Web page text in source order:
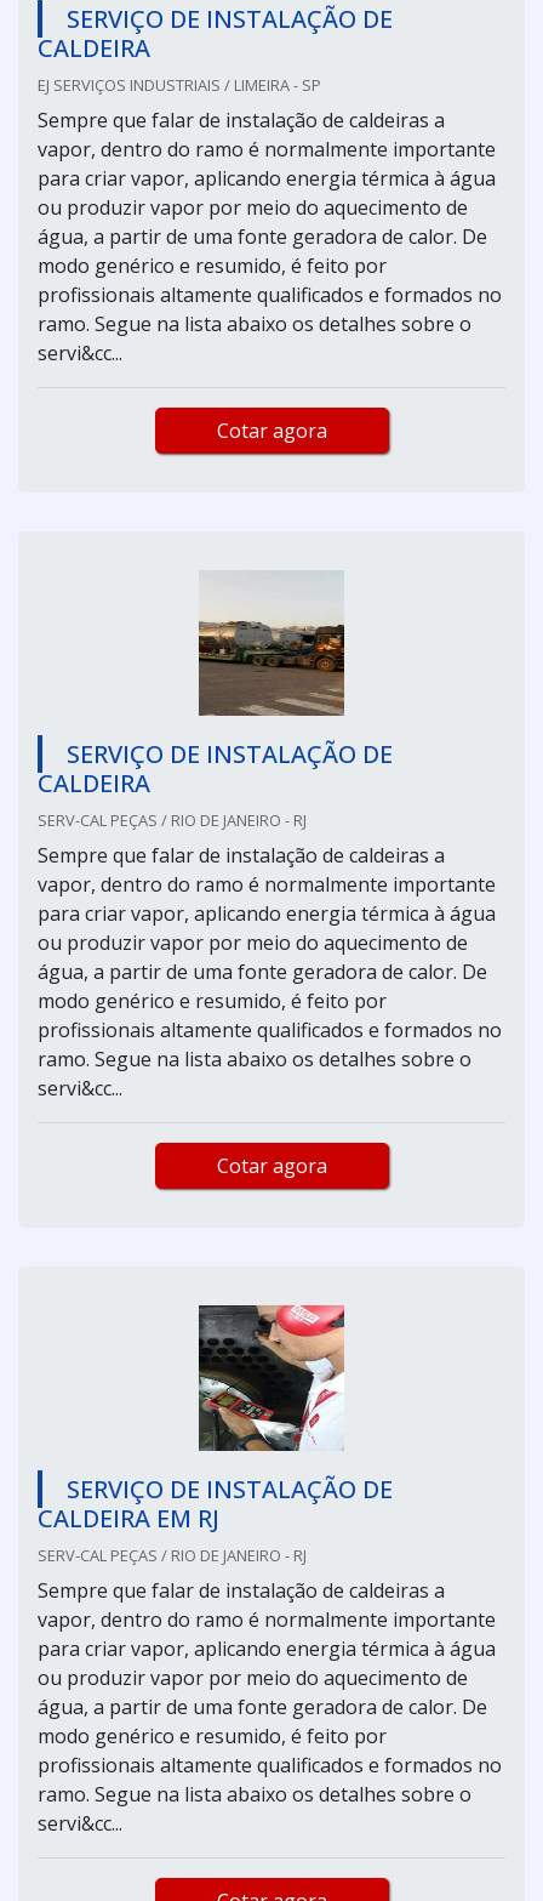
SERVIÇO DE INSTALAÇÃO DE
CALDEIRA
EJ SERVIÇOS INDUSTRIAIS / LIMEIRA - SP
Sempre que falar de instalação de caldeiras a
vapor, dentro do ramo é normalmente importante
para criar vapor, aplicando energia térmica à água
ou produzir vapor por meio do aquecimento de
água, a partir de uma fonte geradora de calor. De
modo genérico e resumido, é feito por
profissionais altamente qualificados e formados no
ramo. Segue na lista abaixo os detalhes sobre o
servi&cc...
Cotar agora
SERVIÇO DE INSTALAÇÃO DE
CALDEIRA
SERV-CAL PEÇAS / RIO DE JANEIRO - RJ
Sempre que falar de instalação de caldeiras a
vapor, dentro do ramo é normalmente importante
para criar vapor, aplicando energia térmica à água
ou produzir vapor por meio do aquecimento de
água, a partir de uma fonte geradora de calor. De
modo genérico e resumido, é feito por
profissionais altamente qualificados e formados no
ramo. Segue na lista abaixo os detalhes sobre o
servi&cc...
Cotar agora
SERVIÇO DE INSTALAÇÃO DE
CALDEIRA EM RJ
SERV-CAL PEÇAS / RIO DE JANEIRO - RJ
Sempre que falar de instalação de caldeiras a
vapor, dentro do ramo é normalmente importante
para criar vapor, aplicando energia térmica à água
ou produzir vapor por meio do aquecimento de
água, a partir de uma fonte geradora de calor. De
modo genérico e resumido, é feito por
profissionais altamente qualificados e formados no
ramo. Segue na lista abaixo os detalhes sobre o
servi&cc...